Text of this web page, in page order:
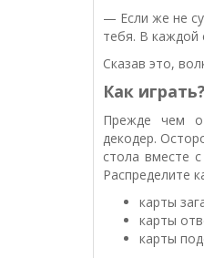
— Если же не
тебя. В каждой
Сказав это,
Как играть?
Прежде чем
декодер.
стола вместе
Распределите
карты
карты
карты